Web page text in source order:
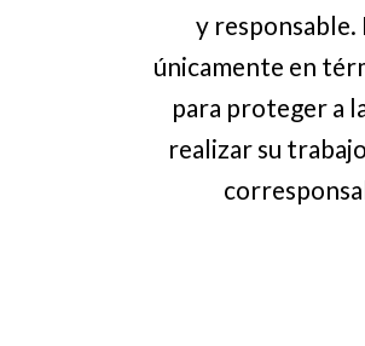
y responsable.
únicamente en
para proteger a
realizar su